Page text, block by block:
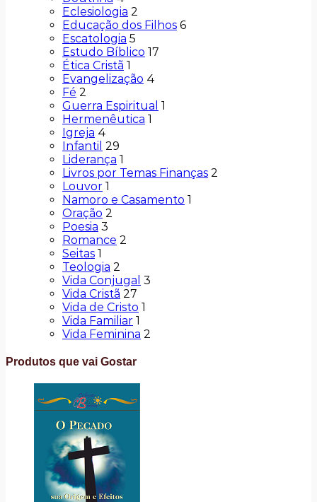
Eclesiologia 2
Educação dos Filhos 6
Escatologia 5
Estudo Bíblico 17
Ética Cristã 1
Evangelização 4
Fé 2
Guerra Espiritual 1
Hermenêutica 1
Igreja 4
Infantil 29
Liderança 1
Livros por Temas Finanças 2
Louvor 1
Namoro e Casamento 1
Oração 2
Poesia 3
Romance 2
Seitas 1
Teologia 2
Vida Conjugal 3
Vida Cristã 27
Vida de Cristo 1
Vida Familiar 1
Vida Feminina 2
Produtos que vai Gostar